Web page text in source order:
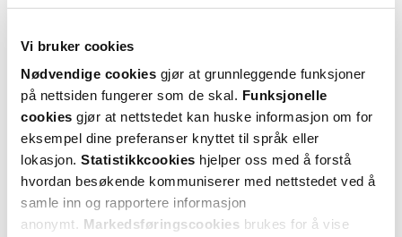
Vi bruker cookies
Nødvendige cookies gjør at grunnleggende funksjoner
på nettsiden fungerer som de skal. Funksjonelle
cookies gjør at nettstedet kan huske informasjon om for
eksempel dine preferanser knyttet til språk eller
lokasjon. Statistikkcookies hjelper oss med å forstå
hvordan besøkende kommuniserer med nettstedet ved å
samle inn og rapportere informasjon
anonymt. Markedsføringscookies brukes for å vise
Cosmica
Sun Face Gel Cream SPF25,50 ml
Axis-Y
Complete No-Stress Physical
Sunscreen V.3,50 ml
259,-30%